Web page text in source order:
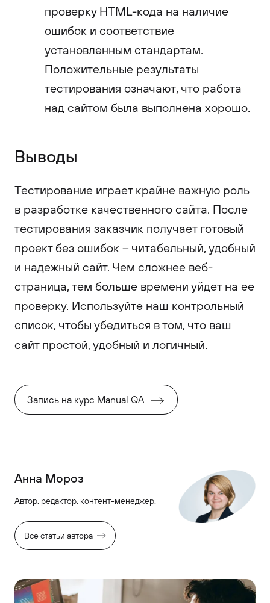
проверку HTML-кода на наличие
ошибок и соответствие
установленным стандартам.
Положительные результаты
тестирования означают, что работа
над сайтом была выполнена хорошо.
Выводы
Тестирование играет крайне важную роль
в разработке качественного сайта. После
тестирования заказчик получает готовый
проект без ошибок – читабельный, удобный
и надежный сайт. Чем сложнее веб-
страница, тем больше времени уйдет на ее
проверку. Используйте наш контрольный
список, чтобы убедиться в том, что ваш
сайт простой, удобный и логичный.
Запись на курс Manual QA
Анна Мороз
Автор, редактор, контент-менеджер.
Все статьи автора